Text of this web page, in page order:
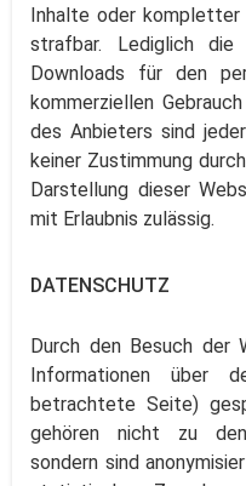
Inhalte oder
strafbar. Lediglich
Downloads für den
kommerziellen
des Anbieters sind
keiner Zustimmung
Darstellung dieser
mit Erlaubnis zulässig.
DATENSCHUTZ
Durch den Besuch der
Informationen über
betrachtete Seite)
gehören nicht zu den
sondern sind